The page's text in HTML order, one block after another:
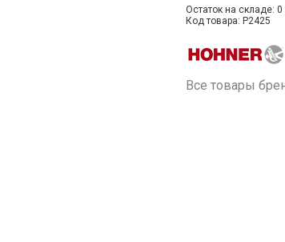
Остаток на складе: 0
Код товара: P2425
Все товары